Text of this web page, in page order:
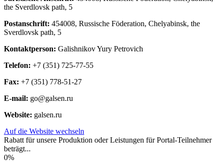
the Sverdlovsk path, 5
Postanschrift: 454008, Russische Föderation, Chelyabinsk, the
Sverdlovsk path, 5
Kontaktperson: Galishnikov Yury Petrovich
Telefon: +7 (351) 725-77-55
Fax: +7 (351) 778-51-27
E-mail: go@galsen.ru
Website: galsen.ru
Auf die Website wechseln
Rabatt für unsere Produktion oder Leistungen für Portal-Teilnehmer
beträgt...
0%